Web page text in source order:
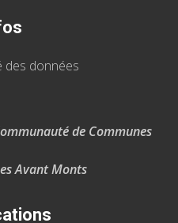
des données
de Communes
Monts